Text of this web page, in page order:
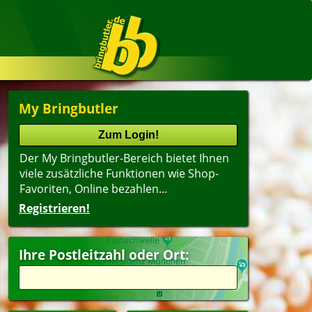
My Bringbutler
Der My Bringbutler-Bereich bietet Ihnen
viele zusätzliche Funktionen wie Shop-
Favoriten, Online bezahlen...
Registrieren!
Ihre Postleitzahl oder Ort: